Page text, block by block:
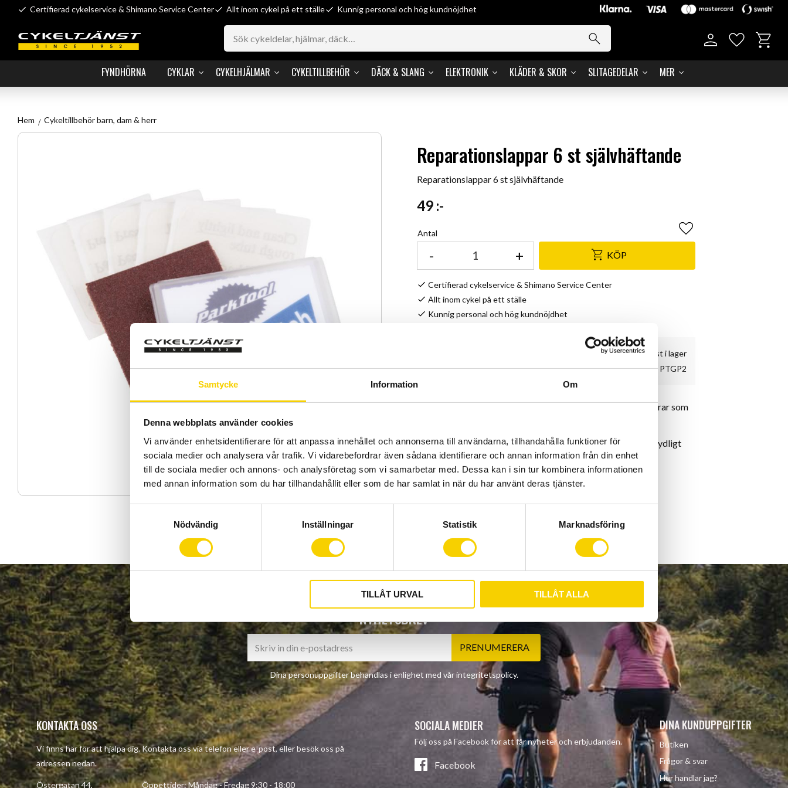
Samtycke Information Om
Denna webbplats använder cookies
Vi använder enhetsidentifierare för att anpassa innehållet och annonserna till användarna, tillhandahålla funktioner för
sociala medier och analysera vår trafik. Vi vidarebefordrar även sådana identifierare och annan information från din enhet
till de sociala medier och annons- och analysföretag som vi samarbetar med. Dessa kan i sin tur kombinera informationen
med annan information som du har tillhandahållit eller som de har samlat in när du har använt deras tjänster.
y
c
k
e
s
v
a
l
Nödvändig Inställningar Statistik Marknadsföring
TILLÅT URVAL TILLÅT ALLA
Certifierad cykelservice & Shimano Service Center Allt inom cykel på ett ställe Kunnig personal och hög kundnöjdhet
FYNDHÖRNA CYKLAR CYKELHJÄLMAR CYKELTILLBEHÖR DÄCK & SLANG ELEKTRONIK KLÄDER & SKOR SLITAGEDELAR MER
Favoriter
Hem Cykeltillbehör barn, dam & herr
Reparationslappar 6 st självhäftande
Reparationslappar 6 st självhäftande
49:-
Antal
+
- KÖP
Lägg till i favoriter
Certifierad cykelservice & Shimano Service Center
Allt inom cykel på ett ställe
Kunnig personal och hög kundnöjdhet
2 st i lager
Artikelnr
PTGP2
Liten ask med 6 stycken självhäftande lagningslappar. Fungerar som
Glöm det gamla sättet med kladdig solution, detta är ett betydligt
smidigare sätt att laga slangen när du fått punktering.
NYHETSBREV
PRENUMERERA
Dina personuppgifter behandlas i enlighet med vårintegritetspolicy.
KONTAKTA OSS
Vi finns här för att hjälpa dig. Kontakta oss via telefon eller e-post, eller besök oss på
adressen nedan.
Östergatan 44, Öppettider: Måndag - Fredag 9:30 - 18:00
SOCIALA MEDIER
Följ oss på Facebook för att får nyheter och erbjudanden.
Facebook
DINA KUNDUPPGIFTER
Butiken
Frågor & svar
Hur handlar jag?